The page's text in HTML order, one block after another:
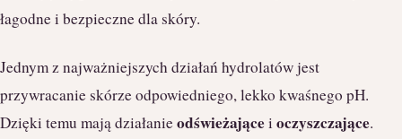
łagodne i bezpieczne dla skóry.
Jednym z najważniejszych działań hydrolatów jest
przywracanie skórze odpowiedniego, lekko kwaśnego pH.
Dzięki temu mają działanieodświeżającei oczyszczające.